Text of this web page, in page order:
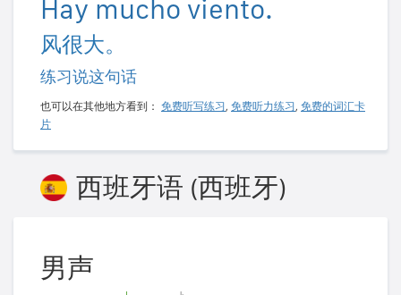
Hay mucho viento.
风很大。
练习说这句话
也可以在其他地方看到： 免费听写练习 , 免费听力练习 , 免费的词汇卡
片
西班牙语 (西班牙)
男声